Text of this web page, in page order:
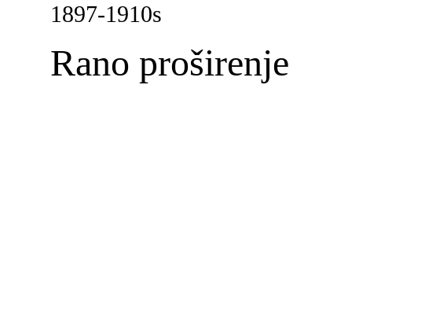
1897-1910s
Rano proširenje